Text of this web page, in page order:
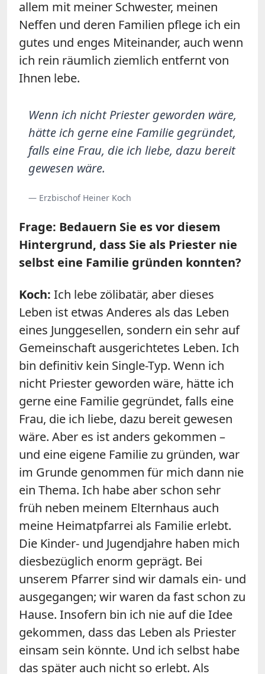
allem mit meiner Schwester, meinen
Neffen und deren Familien pflege ich ein
gutes und enges Miteinander, auch wenn
ich rein räumlich ziemlich entfernt von
Ihnen lebe.
Wenn ich nicht Priester geworden wäre,
hätte ich gerne eine Familie gegründet,
falls eine Frau, die ich liebe, dazu bereit
gewesen wäre.
— Erzbischof Heiner Koch
Frage: Bedauern Sie es vor diesem
Hintergrund, dass Sie als Priester nie
selbst eine Familie gründen konnten?
Koch: Ich lebe zölibatär, aber dieses
Leben ist etwas Anderes als das Leben
eines Junggesellen, sondern ein sehr auf
Gemeinschaft ausgerichtetes Leben. Ich
bin definitiv kein Single-Typ. Wenn ich
nicht Priester geworden wäre, hätte ich
gerne eine Familie gegründet, falls eine
Frau, die ich liebe, dazu bereit gewesen
wäre. Aber es ist anders gekommen –
und eine eigene Familie zu gründen, war
im Grunde genommen für mich dann nie
ein Thema. Ich habe aber schon sehr
früh neben meinem Elternhaus auch
meine Heimatpfarrei als Familie erlebt.
Die Kinder- und Jugendjahre haben mich
diesbezüglich enorm geprägt. Bei
unserem Pfarrer sind wir damals ein- und
ausgegangen; wir waren da fast schon zu
Hause. Insofern bin ich nie auf die Idee
gekommen, dass das Leben als Priester
einsam sein könnte. Und ich selbst habe
das später auch nicht so erlebt. Als